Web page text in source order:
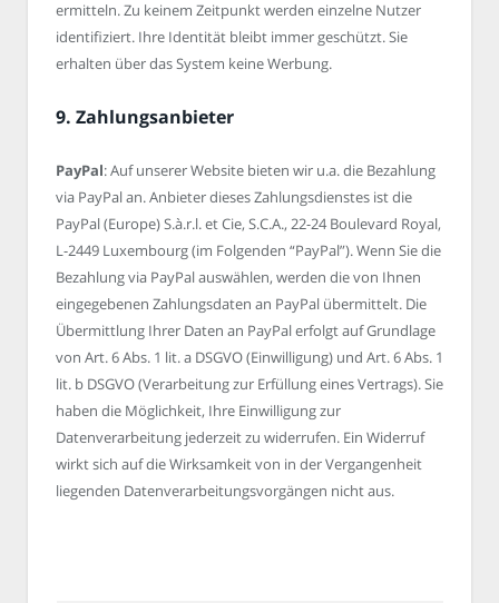
ermitteln. Zu keinem Zeitpunkt werden einzelne Nutzer
identifiziert. Ihre Identität bleibt immer geschützt. Sie
erhalten über das System keine Werbung.
9. Zahlungsanbieter
PayPal: Auf unserer Website bieten wir u.a. die Bezahlung
via PayPal an. Anbieter dieses Zahlungsdienstes ist die
PayPal (Europe) S.à.r.l. et Cie, S.C.A., 22-24 Boulevard Royal,
L-2449 Luxembourg (im Folgenden “PayPal”). Wenn Sie die
Bezahlung via PayPal auswählen, werden die von Ihnen
eingegebenen Zahlungsdaten an PayPal übermittelt. Die
Übermittlung Ihrer Daten an PayPal erfolgt auf Grundlage
von Art. 6 Abs. 1 lit. a DSGVO (Einwilligung) und Art. 6 Abs. 1
lit. b DSGVO (Verarbeitung zur Erfüllung eines Vertrags). Sie
haben die Möglichkeit, Ihre Einwilligung zur
Datenverarbeitung jederzeit zu widerrufen. Ein Widerruf
wirkt sich auf die Wirksamkeit von in der Vergangenheit
liegenden Datenverarbeitungsvorgängen nicht aus.